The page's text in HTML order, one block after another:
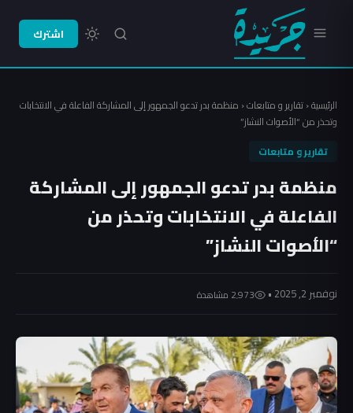
اشترك
الرئيسية‹تقارير و متابعات‹ منظمة بدر تدعو الجمهور إلى المشاركة الفاعلة في الانتخابات
وتحذر من “الأصوات النشاز”
تقارير و متابعات
منظمة بدر تدعو الجمهور إلى المشاركة
الفاعلة في الانتخابات وتحذر من
“الأصوات النشاز”
نوفمبر 2, 2025 • 2٬973 مشاهدة